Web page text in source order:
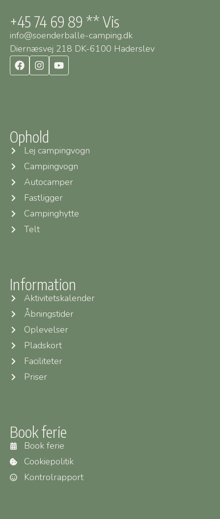
+45 74 69 89 ** Vis
info@soenderballe-camping.dk
Diernæsvej 218 DK-6100 Haderslev
Ophold
Lej campingvogn
Campingvogn
Autocamper
Fastligger
Campinghytte
Telt
Information
Aktivitetskalender
Åbningstider
Oplevelser
Pladskort
Faciliteter
Priser
Book ferie
Book ferie
Cookiepolitik
Kontrolrapport